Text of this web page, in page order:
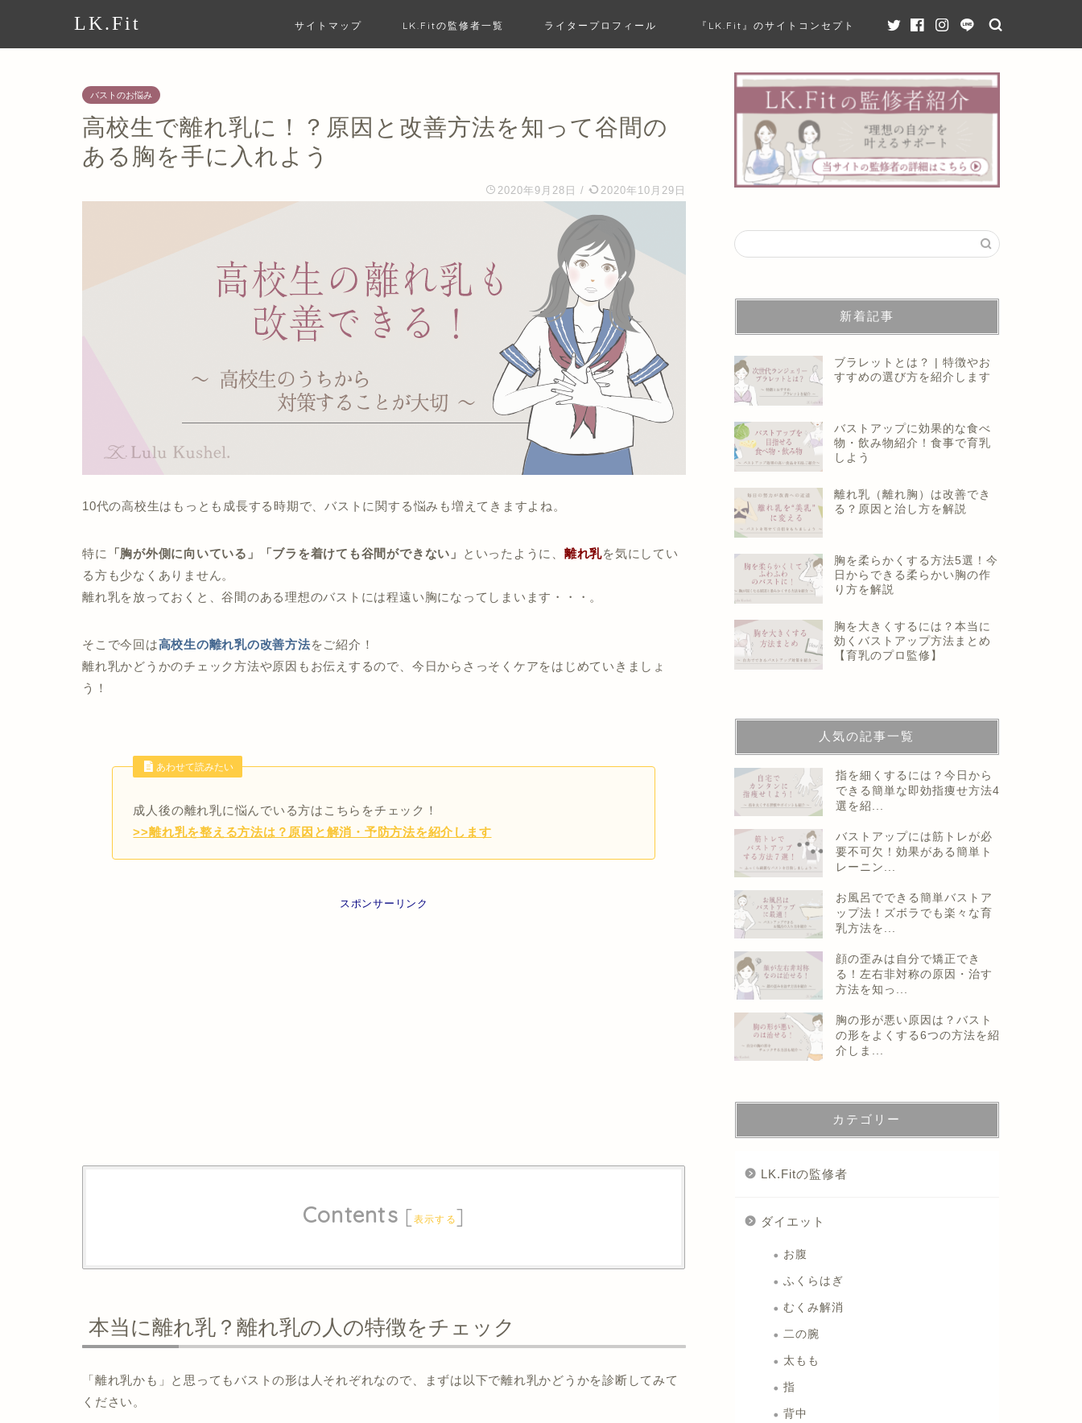
LK.Fit サイトマップ LK.Fitの監修者一覧 ライタープロフィール 『LK.Fit』のサイトコンセプト
バストのお悩み
高校生で離れ乳に！？原因と改善方法を知って谷間の
ある胸を手に入れよう
2020年9月28日 / 2020年10月29日
10代の高校生はもっとも成長する時期で、バストに関する悩みも増えてきますよね。
特に 「胸が外側に向いている」「ブラを着けても谷間ができない」 といったように、 離れ乳を気にしてい
る方も少なくありません。
離れ乳を放っておくと、谷間のある理想のバストには程遠い胸になってしまいます・・・。
そこで今回は高校生の離れ乳の改善方法をご紹介！
離れ乳かどうかのチェック方法や原因もお伝えするので、今日からさっそくケアをはじめていきましょ
う！
あわせて読みたい
成人後の離れ乳に悩んでいる方はこちらをチェック！
>>離れ乳を整える方法は？原因と解消・予防方法を紹介します
スポンサーリンク
Contents [表示する]
本当に離れ乳？離れ乳の人の特徴をチェック
「離れ乳かも」と思ってもバストの形は人それぞれなので、まずは以下で離れ乳かどうかを診断してみて
ください。
新着記事
ブラレットとは？ | 特徴やお
すすめの選び方を紹介します
バストアップに効果的な食べ
物・飲み物紹介！食事で育乳
しよう
離れ乳（離れ胸）は改善でき
る？原因と治し方を解説
胸を柔らかくする方法5選！今
日からできる柔らかい胸の作
り方を解説
胸を大きくするには？本当に
効くバストアップ方法まとめ
【育乳のプロ監修】
人気の記事一覧
指を細くするには？今日から
できる簡単な即効指痩せ方法4
選を紹...
バストアップには筋トレが必
要不可欠！効果がある簡単ト
レーニン...
お風呂でできる簡単バストア
ップ法！ズボラでも楽々な育
乳方法を...
顔の歪みは自分で矯正でき
る！左右非対称の原因・治す
方法を知っ...
胸の形が悪い原因は？バスト
の形をよくする6つの方法を紹
介しま...
カテゴリー
LK.Fitの監修者
ダイエット
お腹
ふくらはぎ
むくみ解消
二の腕
太もも
指
背中